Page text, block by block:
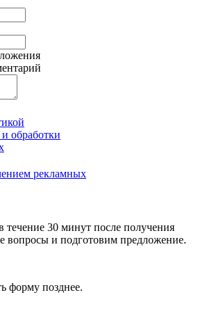
обработки
рекламных
30 минут после получения
вопросы и подготовим предложение.
форму позднее.